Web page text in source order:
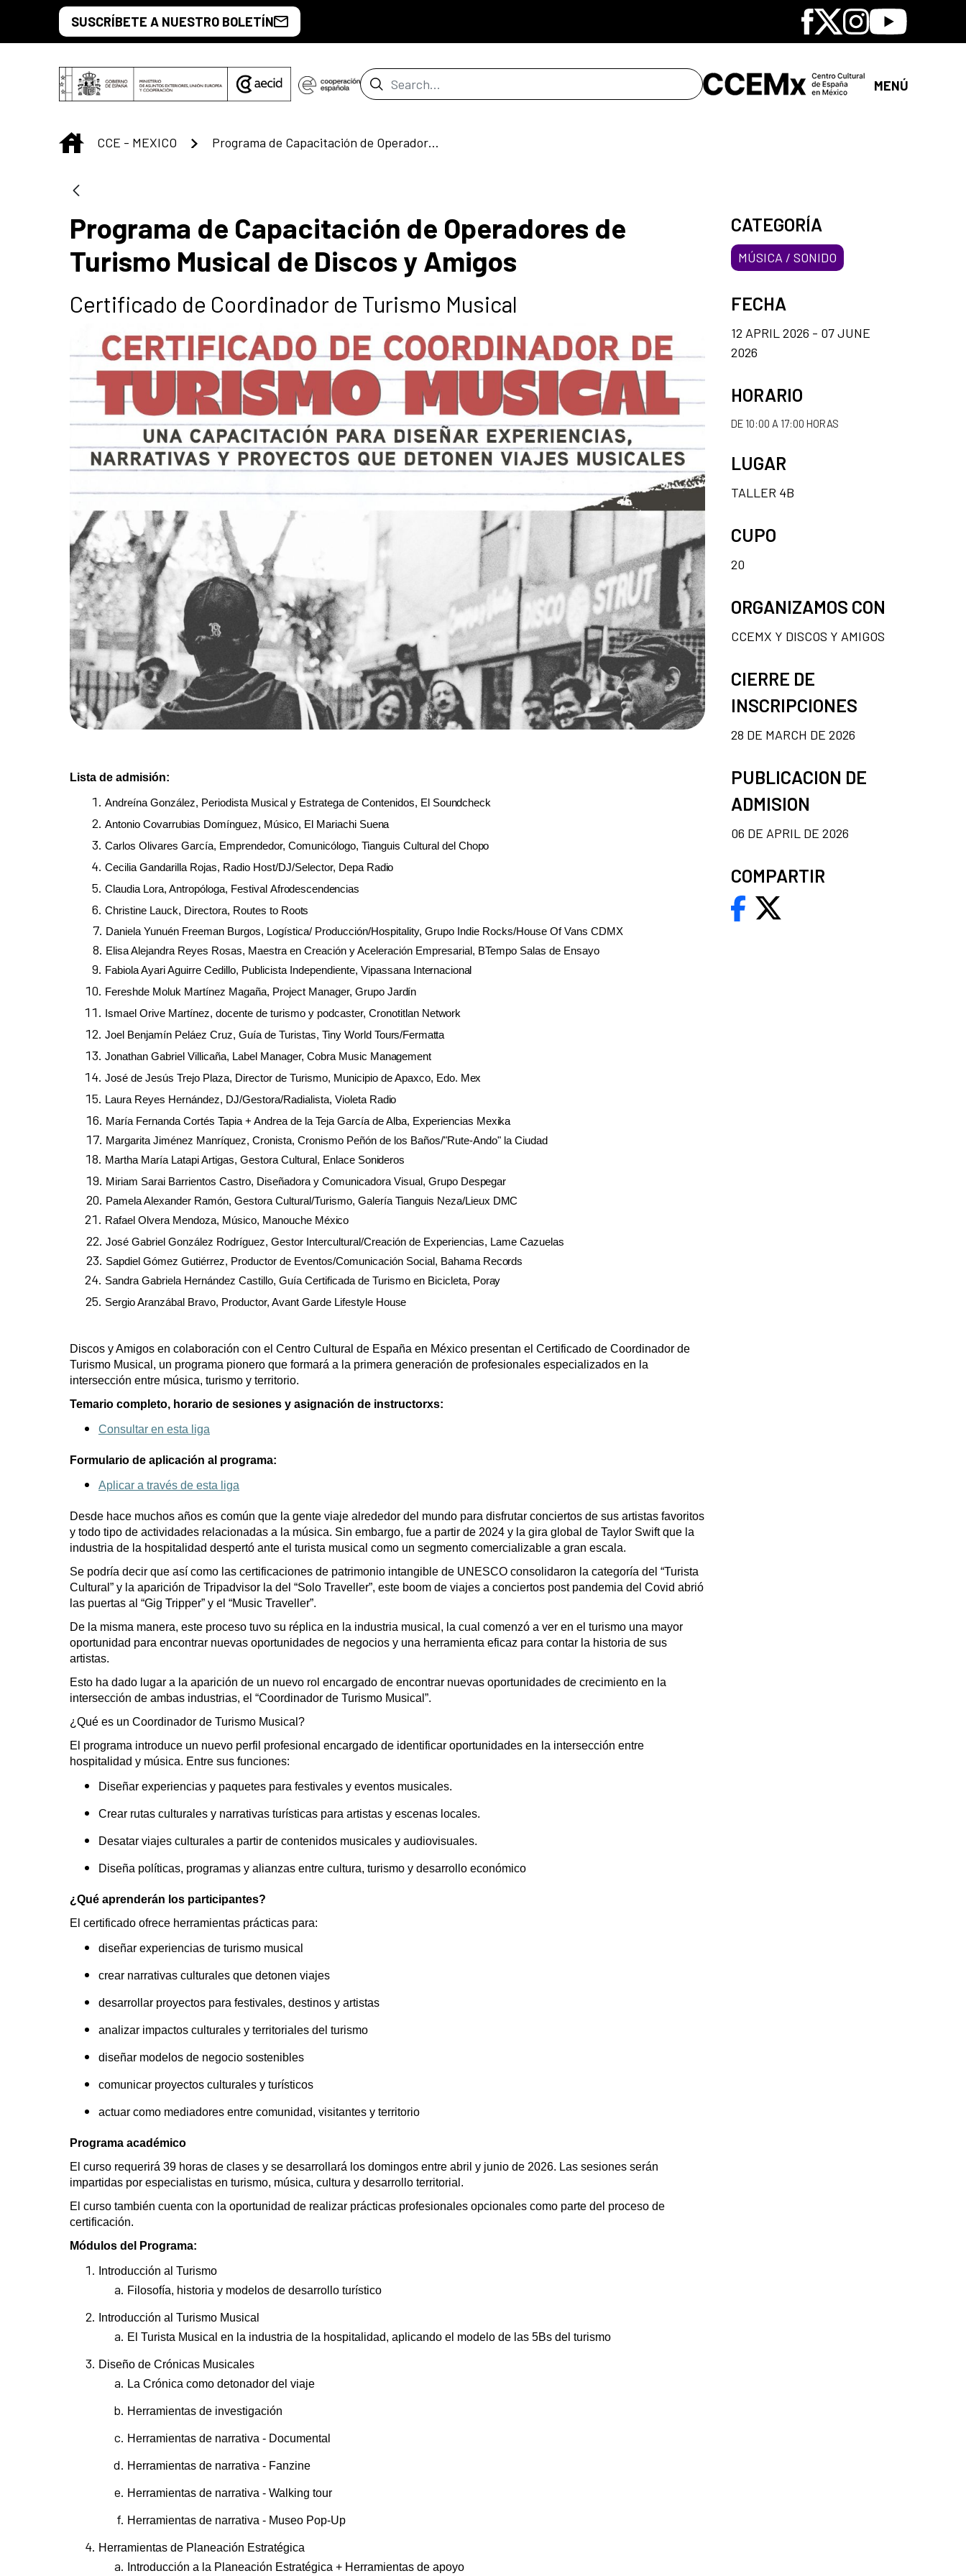
Skip to Main ContentSUSCRÍBETE A NUESTRO BOLETÍN Facebook
X Instagram
Youtube
Search Bar MENÚ
INICIO
CCE - MEXICO Programa de Capacitación de Operadores de Turismo Musical de Discos y Amigos
Programa de Capacitación de Operadores de
Turismo Musical de Discos y Amigos
Certificado de Coordinador de Turismo Musical
Lista de admisión:
Andreína González, Periodista Musical y Estratega de Contenidos, El Soundcheck
Antonio Covarrubias Domínguez, Músico, El Mariachi Suena
Carlos Olivares García, Emprendedor, Comunicólogo, Tianguis Cultural del Chopo
Cecilia Gandarilla Rojas, Radio Host/DJ/Selector, Depa Radio
Claudia Lora, Antropóloga, Festival Afrodescendencias
Christine Lauck, Directora, Routes to Roots
Daniela Yunuén Freeman Burgos, Logística/ Producción/Hospitality, Grupo Indie Rocks/House Of Vans CDMX
Elisa Alejandra Reyes Rosas, Maestra en Creación y Aceleración Empresarial, BTempo Salas de Ensayo
Fabiola Ayari Aguirre Cedillo, Publicista Independiente, Vipassana Internacional
Fereshde Moluk Martínez Magaña, Project Manager, Grupo Jardín
Ismael Orive Martínez, docente de turismo y podcaster, Cronotitlan Network
Joel Benjamín Peláez Cruz, Guía de Turistas, Tiny World Tours/Fermatta
Jonathan Gabriel Villicaña, Label Manager, Cobra Music Management
José de Jesús Trejo Plaza, Director de Turismo, Municipio de Apaxco, Edo. Mex
Laura Reyes Hernández, DJ/Gestora/Radialista, Violeta Radio
María Fernanda Cortés Tapia + Andrea de la Teja García de Alba, Experiencias Mexika
Margarita Jiménez Manríquez, Cronista, Cronismo Peñón de los Baños/"Rute-Ando" la Ciudad
Martha María Latapi Artigas, Gestora Cultural, Enlace Sonideros
Miriam Sarai Barrientos Castro, Diseñadora y Comunicadora Visual, Grupo Despegar
Pamela Alexander Ramón, Gestora Cultural/Turismo, Galería Tianguis Neza/Lieux DMC
Rafael Olvera Mendoza, Músico, Manouche México
José Gabriel González Rodríguez, Gestor Intercultural/Creación de Experiencias, Lame Cazuelas
Sapdiel Gómez Gutiérrez, Productor de Eventos/Comunicación Social, Bahama Records
Sandra Gabriela Hernández Castillo, Guía Certificada de Turismo en Bicicleta, Poray
Sergio Aranzábal Bravo, Productor, Avant Garde Lifestyle House
Discos y Amigos en colaboración con el Centro Cultural de España en México presentan el Certificado de Coordinador de
Turismo Musical, un programa pionero que formará a la primera generación de profesionales especializados en la
intersección entre música, turismo y territorio.
Temario completo, horario de sesiones y asignación de instructorxs:
Consultar en esta liga
Formulario de aplicación al programa:
Aplicar a través de esta liga
Desde hace muchos años es común que la gente viaje alrededor del mundo para disfrutar conciertos de sus artistas favoritos
y todo tipo de actividades relacionadas a la música. Sin embargo, fue a partir de 2024 y la gira global de Taylor Swift que la
industria de la hospitalidad despertó ante el turista musical como un segmento comercializable a gran escala.
Se podría decir que así como las certificaciones de patrimonio intangible de UNESCO consolidaron la categoría del “Turista
Cultural” y la aparición de Tripadvisor la del “Solo Traveller”, este boom de viajes a conciertos post pandemia del Covid abrió
las puertas al “Gig Tripper” y el “Music Traveller”.
De la misma manera, este proceso tuvo su réplica en la industria musical, la cual comenzó a ver en el turismo una mayor
oportunidad para encontrar nuevas oportunidades de negocios y una herramienta eficaz para contar la historia de sus
artistas.
Esto ha dado lugar a la aparición de un nuevo rol encargado de encontrar nuevas oportunidades de crecimiento en la
intersección de ambas industrias, el “Coordinador de Turismo Musical”.
¿Qué es un Coordinador de Turismo Musical?
El programa introduce un nuevo perfil profesional encargado de identificar oportunidades en la intersección entre
hospitalidad y música. Entre sus funciones:
Diseñar experiencias y paquetes para festivales y eventos musicales.
Crear rutas culturales y narrativas turísticas para artistas y escenas locales.
Desatar viajes culturales a partir de contenidos musicales y audiovisuales.
Diseña políticas, programas y alianzas entre cultura, turismo y desarrollo económico
¿Qué aprenderán los participantes?
El certificado ofrece herramientas prácticas para:
diseñar experiencias de turismo musical
crear narrativas culturales que detonen viajes
desarrollar proyectos para festivales, destinos y artistas
analizar impactos culturales y territoriales del turismo
diseñar modelos de negocio sostenibles
comunicar proyectos culturales y turísticos
actuar como mediadores entre comunidad, visitantes y territorio
Programa académico
El curso requerirá 39 horas de clases y se desarrollará los domingos entre abril y junio de 2026. Las sesiones serán
impartidas por especialistas en turismo, música, cultura y desarrollo territorial.
El curso también cuenta con la oportunidad de realizar prácticas profesionales opcionales como parte del proceso de
certificación.
Módulos del Programa:
Introducción al Turismo
Filosofía, historia y modelos de desarrollo turístico
Introducción al Turismo Musical
El Turista Musical en la industria de la hospitalidad, aplicando el modelo de las 5Bs del turismo
Diseño de Crónicas Musicales
La Crónica como detonador del viaje
Herramientas de investigación
Herramientas de narrativa - Documental
Herramientas de narrativa - Fanzine
Herramientas de narrativa - Walking tour
Herramientas de narrativa - Museo Pop-Up
Herramientas de Planeación Estratégica
Introducción a la Planeación Estratégica + Herramientas de apoyo
CATEGORÍA
MÚSICA / SONIDO
FECHA
12 APRIL 2026 - 07 JUNE
2026
HORARIO
DE 10:00 A 17:00 HORAS
LUGAR
TALLER 4B
CUPO
20
ORGANIZAMOS CON
CCEMX Y DISCOS Y AMIGOS
CIERRE DE
INSCRIPCIONES
28 DE MARCH DE 2026
PUBLICACION DE
ADMISION
06 DE APRIL DE 2026
COMPARTIR